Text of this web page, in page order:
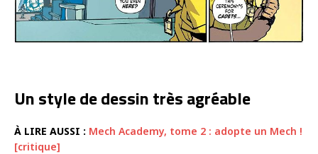
Un style de dessin très agréable
À LIRE AUSSI : Mech Academy, tome 2 : adopte un Mech !
[critique]